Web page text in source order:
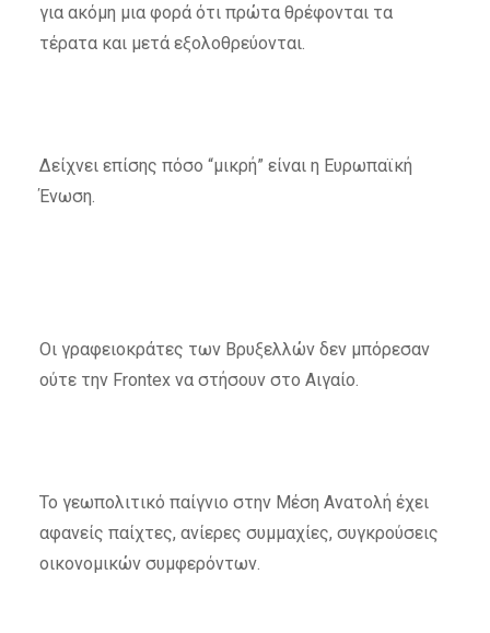
για ακόμη μια φορά ότι πρώτα θρέφονται τα
τέρατα και μετά εξολοθρεύονται.
Δείχνει επίσης πόσο “μικρή” είναι η Ευρωπαϊκή
Ένωση.
Οι γραφειοκράτες των Βρυξελλών δεν μπόρεσαν
ούτε την Frontex να στήσουν στο Αιγαίο.
Το γεωπολιτικό παίγνιο στην Μέση Ανατολή έχει
αφανείς παίχτες, ανίερες συμμαχίες, συγκρούσεις
οικονομικών συμφερόντων.